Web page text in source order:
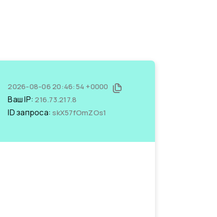
2026-08-06 20:46:54 +0000
Ваш IP:216.73.217.8
ID запроса:skX57fOmZOs1